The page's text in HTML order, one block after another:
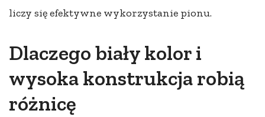
liczy się efektywne wykorzystanie pionu.
Dlaczego biały kolor i
wysoka konstrukcja robią
różnicę